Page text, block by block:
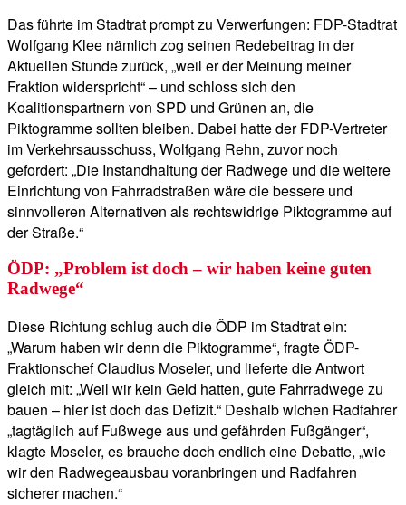
Das führte im Stadtrat prompt zu Verwerfungen: FDP-Stadtrat
Wolfgang Klee nämlich zog seinen Redebeitrag in der
Aktuellen Stunde zurück, „weil er der Meinung meiner
Fraktion widerspricht“ – und schloss sich den
Koalitionspartnern von SPD und Grünen an, die
Piktogramme sollten bleiben. Dabei hatte der FDP-Vertreter
im Verkehrsausschuss, Wolfgang Rehn, zuvor noch
gefordert: „Die Instandhaltung der Radwege und die weitere
Einrichtung von Fahrradstraßen wäre die bessere und
sinnvolleren Alternativen als rechtswidrige Piktogramme auf
der Straße.“
ÖDP: „Problem ist doch – wir haben keine guten
Radwege“
Diese Richtung schlug auch die ÖDP im Stadtrat ein:
„Warum haben wir denn die Piktogramme“, fragte ÖDP-
Fraktionschef Claudius Moseler, und lieferte die Antwort
gleich mit: „Weil wir kein Geld hatten, gute Fahrradwege zu
bauen – hier ist doch das Defizit.“ Deshalb wichen Radfahrer
„tagtäglich auf Fußwege aus und gefährden Fußgänger“,
klagte Moseler, es brauche doch endlich eine Debatte, „wie
wir den Radwegeausbau voranbringen und Radfahren
sicherer machen.“